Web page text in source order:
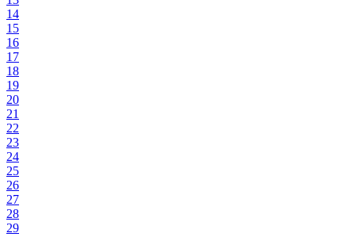
14
15
16
17
18
19
20
21
22
23
24
25
26
27
28
29